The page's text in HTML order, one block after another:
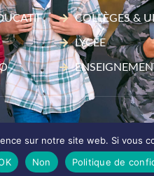
COLLÈGES &
LYCÉE
sur notre site web. Si
Non Politique de